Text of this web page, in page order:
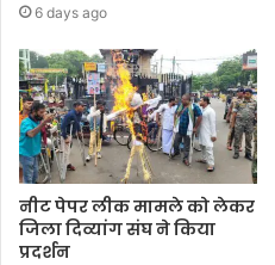
6 days ago
नीट पेपर लीक मामले को लेकर
जिला दिव्यांग संघ ने किया
प्रदर्शन